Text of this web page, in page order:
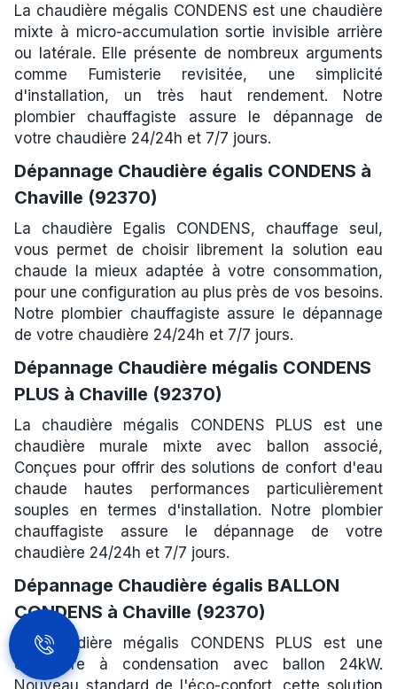
La chaudière mégalis CONDENS est une chaudière
mixte à micro-accumulation sortie invisible arrière
ou latérale. Elle présente de nombreux arguments
comme Fumisterie revisitée, une simplicité
d'installation, un très haut rendement. Notre
plombier chauffagiste assure le dépannage de
votre chaudière 24/24h et 7/7 jours.
Dépannage Chaudière égalis CONDENS à
Chaville (92370)
La chaudière Egalis CONDENS, chauffage seul,
vous permet de choisir librement la solution eau
chaude la mieux adaptée à votre consommation,
pour une configuration au plus près de vos besoins.
Notre plombier chauffagiste assure le dépannage
de votre chaudière 24/24h et 7/7 jours.
Dépannage Chaudière mégalis CONDENS
PLUS à Chaville (92370)
La chaudière mégalis CONDENS PLUS est une
chaudière murale mixte avec ballon associé,
Conçues pour offrir des solutions de confort d'eau
chaude hautes performances particulièrement
souples en termes d'installation. Notre plombier
chauffagiste assure le dépannage de votre
chaudière 24/24h et 7/7 jours.
Dépannage Chaudière égalis BALLON
CONDENS à Chaville (92370)
La chaudière mégalis CONDENS PLUS est une
chaudière à condensation avec ballon 24kW.
Nouveau standard de l'éco-confort, cette solution